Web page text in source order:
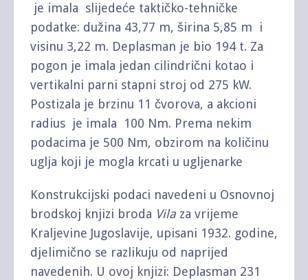
je imala slijedeće taktičko-tehničke
podatke: dužina 43,77 m, širina 5,85 m i
visinu 3,22 m. Deplasman je bio 194 t. Za
pogon je imala jedan cilindrični kotao i
vertikalni parni stapni stroj od 275 kW.
Postizala je brzinu 11 čvorova, a akcioni
radius je imala 100 Nm. Prema nekim
podacima je 500 Nm, obzirom na količinu
uglja koji je mogla krcati u ugljenarke
Konstrukcijski podaci navedeni u Osnovnoj
brodskoj knjizi broda Vila za vrijeme
Kraljevine Jugoslavije, upisani 1932. godine,
djelimično se razlikuju od naprijed
navedenih. U ovoj knjizi: Deplasman 231